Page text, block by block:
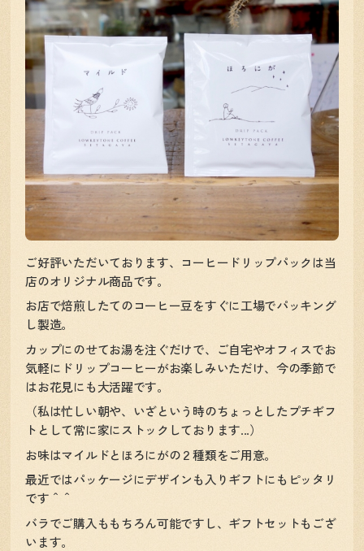
ご好評いただいております、コーヒードリップパックは当
店のオリジナル商品です。
お店で焙煎したてのコーヒー豆をすぐに工場でパッキング
し製造。
カップにのせてお湯を注ぐだけで、ご自宅やオフィスでお
気軽にドリップコーヒーがお楽しみいただけ、今の季節で
はお花見にも大活躍です。
（私は忙しい朝や、いざという時のちょっとしたプチギフ
トとして常に家にストックしております...）
お味はマイルドとほろにがの２種類をご用意。
最近ではパッケージにデザインも入りギフトにもピッタリ
です＾＾
バラでご購入ももちろん可能ですし、ギフトセットもござ
います。